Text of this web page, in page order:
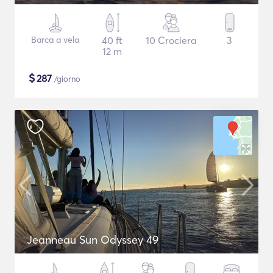
Barca a vela
40 ft
12 m
10 Crociera 3
$287 /giorno
Jeanneau Sun Odyssey 49